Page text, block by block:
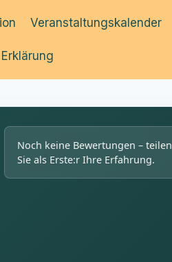
Veranstaltungskalender
Noch keine Bewertungen – teilen
Sie als Erste:r Ihre Erfahrung.